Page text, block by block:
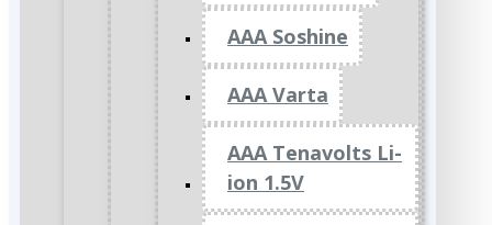
AAA Soshine
AAA Varta
AAA Tenavolts Li-
ion 1.5V